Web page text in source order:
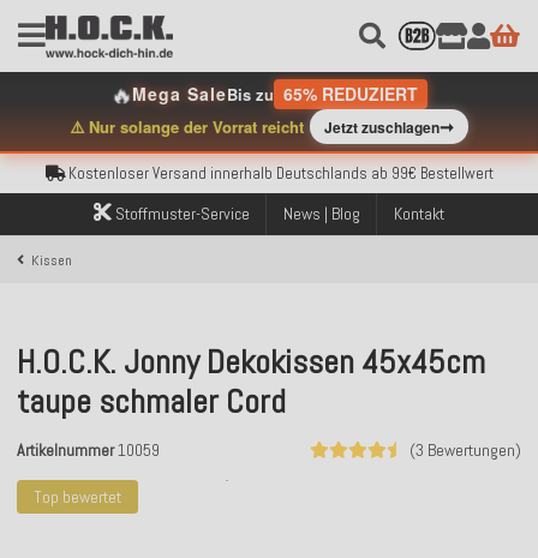
🔥Mega SaleBis zu 65% REDUZIERT
⚠️ Nur solange der Vorrat reicht Jetzt zuschlagen➞
Kostenloser Versand innerhalb Deutschlands ab 99€ Bestellwert
Über 120.000 erfolgreich versendete Bestellungen
Sicher bezahlen mit Klarna, PayPal & Amazon Pay
Kostenloser Versand innerhalb Deutschlands ab 99€ Bestellwert
Über 120.000 erfolgreich versendete Bestellungen
Stoffmuster-Service News | Blog Kontakt
Kissen
Top bewertet
H.O.C.K. Jonny Dekokissen 45x45cm
taupe schmaler Cord
(3 Bewertungen)
Artikelnummer10059